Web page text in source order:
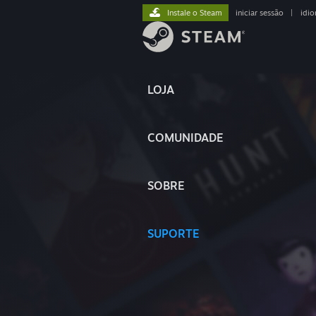
LOJA
COMUNIDADE
SOBRE
SUPORTE
Instale o Steam iniciar sessão